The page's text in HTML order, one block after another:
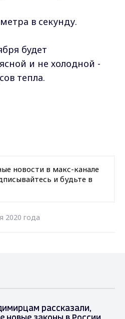
в секунду.
будет
и не холодной -
тепла.
новости в макс-канале
и будьте в
2020 года
рассказали,